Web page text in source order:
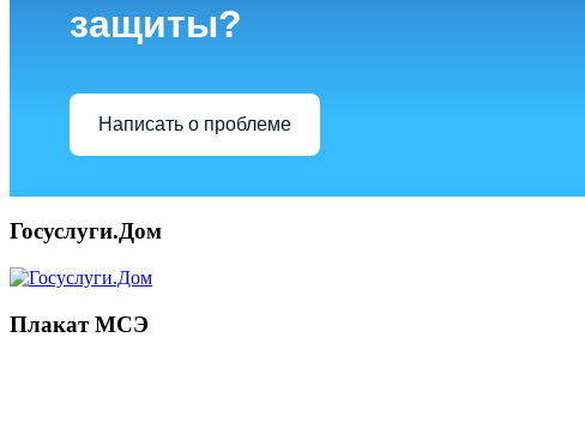
защиты?
Написать о проблеме
Госуслуги.Дом
Плакат МСЭ